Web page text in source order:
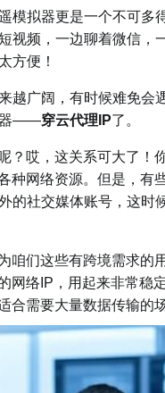
拟器更是一个不可多
视频，一边聊着微信，
方便！
越广阔，有时候难免会
器——穿云代理IP了。
？哎，这关系可大了！
种网络资源。但是，有
的社交媒体账号，这时
咱们这些有跨境需求的
络IP，用起来非常稳
合需要大量数据传输的场